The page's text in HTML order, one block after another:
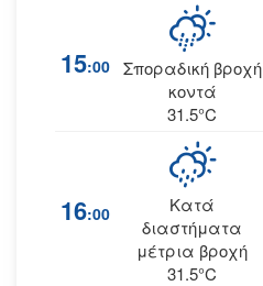
15:00 Σποραδική βροχή
κοντά
31.5°C
16:00
Κατά
διαστήματα
μέτρια βροχή
31.5°C